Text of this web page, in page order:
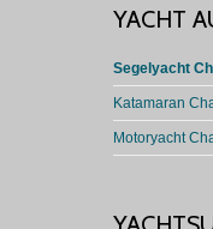
YACHT
Segelyacht
Katamaran
Motoryacht